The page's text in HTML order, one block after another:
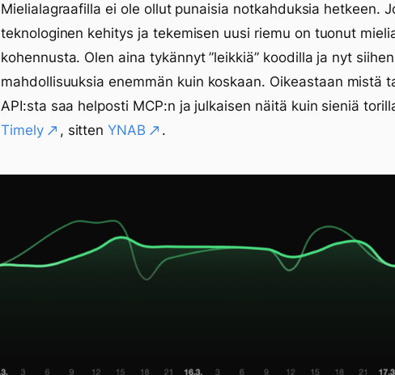
Mielialagraafilla ei ole ollut punaisia notkahduksia hetkeen.
teknologinen kehitys ja tekemisen uusi riemu on tuonut
kohennusta. Olen aina tykännyt ”leikkiä” koodilla ja nyt
mahdollisuuksia enemmän kuin koskaan. Oikeastaan mistä
API:sta saa helposti MCP:n ja julkaisen näitä kuin sieniä
Timely
, sittenYNAB .